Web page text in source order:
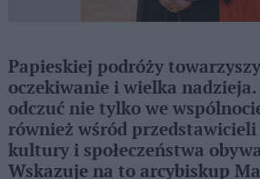
Papieskiej podróży
oczekiwanie i wielka
odczuć nie tylko we
również wśród
kultury i społeczeństwa
Wskazuje na to arcybiskup